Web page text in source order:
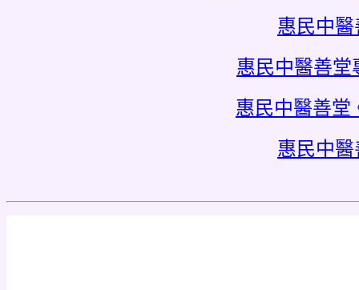
惠民中
惠民中醫善堂
惠民中醫善堂
惠民中